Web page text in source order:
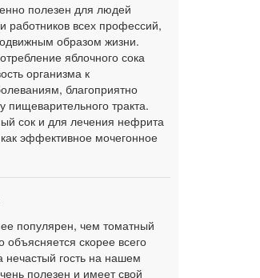
полезен для людей
работников всех профессий,
образом жизни.
яблочного сока
организма к
благоприятно
пищеварительного тракта.
сок и для лечения нефрита
эффективное мочегонное
популярен, чем томатный
скорее всего
нечастый гость на нашем
полезен и имеет свой